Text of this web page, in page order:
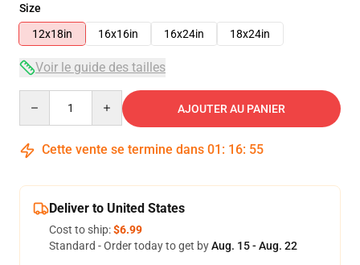
Size
12x18in
16x16in 16x24in 18x24in
Voir le guide des tailles
AJOUTER AU PANIER
Cette vente se termine dans 01 : 16: 54
Deliver to United States
Cost to ship:$6.99
Standard - Order today to get byAug. 15 - Aug. 22